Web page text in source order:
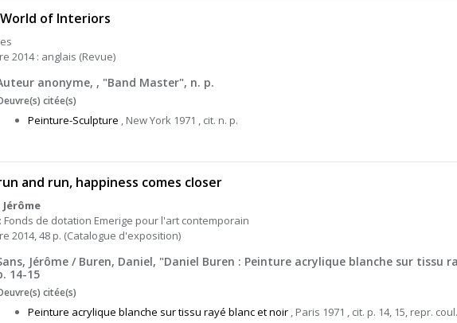
of Interiors
2014 : anglais (Revue)
anonyme, , "Band Master", n. p.
citée(s)
Peinture-Sculpture , New York 1971 , cit. n. p.
and run, happiness comes closer
Jérôme
Fonds de dotation Emerige pour l'art contemporain
2014, 48 p. (Catalogue d'exposition)
Jérôme / Buren, Daniel, "Daniel Buren : Peinture acrylique blanche sur tissu
14-15
citée(s)
Peinture acrylique blanche sur tissu rayé blanc et noir , Paris 1971 , cit. p. 14, 15, repr.